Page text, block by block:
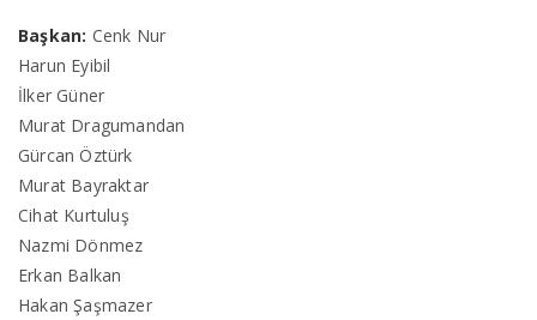
Başkan: Cenk Nur
Harun Eyibil
İlker Güner
Murat Dragumandan
Gürcan Öztürk
Murat Bayraktar
Cihat Kurtuluş
Nazmi Dönmez
Erkan Balkan
Hakan Şaşmazer